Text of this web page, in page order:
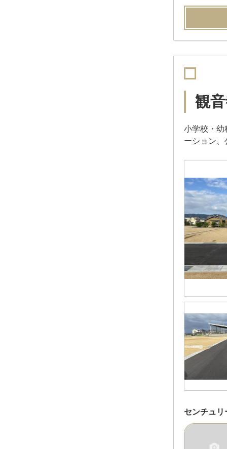
観
小学校・幼
ーション、
センチュ